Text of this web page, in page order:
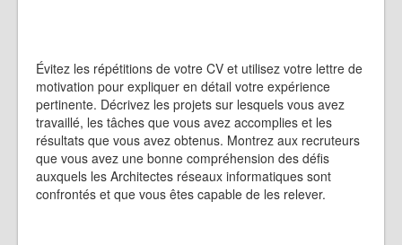
Évitez les répétitions de votre CV et utilisez votre lettre de
motivation pour expliquer en détail votre expérience
pertinente. Décrivez les projets sur lesquels vous avez
travaillé, les tâches que vous avez accomplies et les
résultats que vous avez obtenus. Montrez aux recruteurs
que vous avez une bonne compréhension des défis
auxquels les Architectes réseaux informatiques sont
confrontés et que vous êtes capable de les relever.